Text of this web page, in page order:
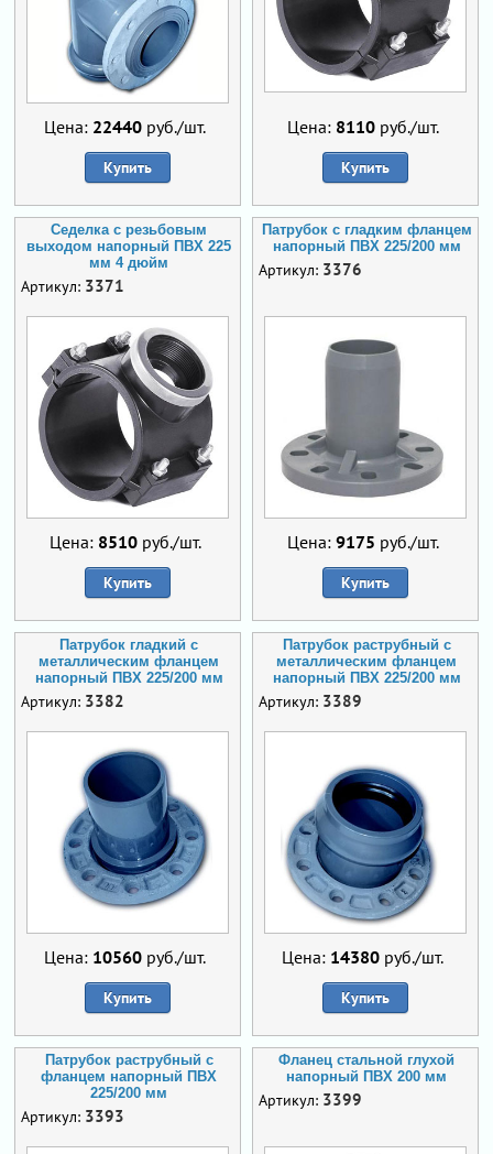
Цена: 22440 руб./шт.
Купить
Цена: 8110руб./шт.
Купить
Седелка с резьбовым
выходом напорный ПВХ 225
мм 4 дюйм
Артикул: 3371
Цена: 8510руб./шт.
Купить
Патрубок с гладким фланцем
напорный ПВХ 225/200 мм
Артикул: 3376
Цена: 9175 руб./шт.
Купить
Патрубок гладкий с
металлическим фланцем
напорный ПВХ 225/200 мм
Артикул: 3382
Цена: 10560 руб./шт.
Купить
Патрубок раструбный с
металлическим фланцем
напорный ПВХ 225/200 мм
Артикул: 3389
Цена: 14380 руб./шт.
Купить
Патрубок раструбный с
фланцем напорный ПВХ
225/200 мм
Артикул: 3393
Фланец стальной глухой
напорный ПВХ 200 мм
Артикул: 3399